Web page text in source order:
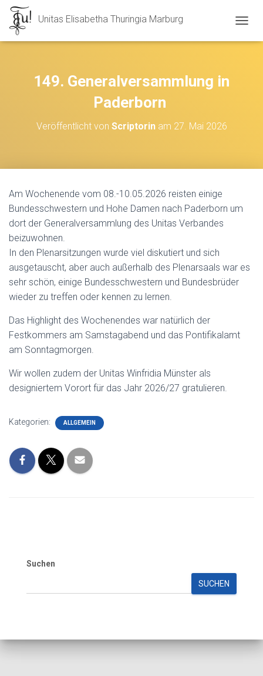
Unitas Elisabetha Thuringia Marburg
A
L
149. Generalversammlung in
Paderborn
Veröffentlicht von Scriptorinam 27. Mai 2026
Am Wochenende vom 08.-10.05.2026 reisten einige
Bundesschwestern und Hohe Damen nach Paderborn um
dort der Generalversammlung des Unitas Verbandes
beizuwohnen.
In den Plenarsitzungen wurde viel diskutiert und sich
ausgetauscht, aber auch außerhalb des Plenarsaals war es
sehr schön, einige Bundesschwestern und Bundesbrüder
wieder zu treffen oder kennen zu lernen.
Das Highlight des Wochenendes war natürlich der
Festkommers am Samstagabend und das Pontifikalamt
am Sonntagmorgen.
Wir wollen zudem der Unitas Winfridia Münster als
designiertem Vorort für das Jahr 2026/27 gratulieren.
Kategorien: ALLGEMEIN
Suchen
SUCHEN